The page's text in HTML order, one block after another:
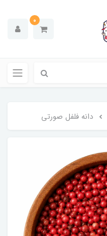
0
دانه فلفل صورتی